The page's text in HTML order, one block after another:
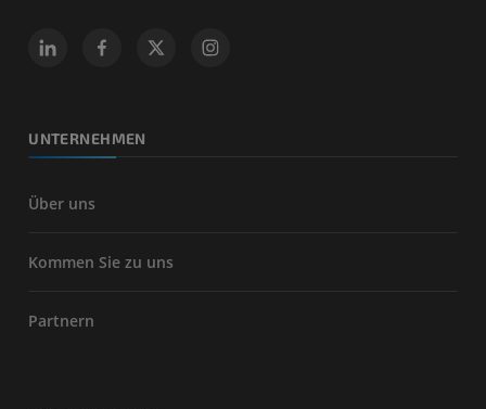
UNTERNEHMEN
Über uns
Kommen Sie zu uns
Partnern